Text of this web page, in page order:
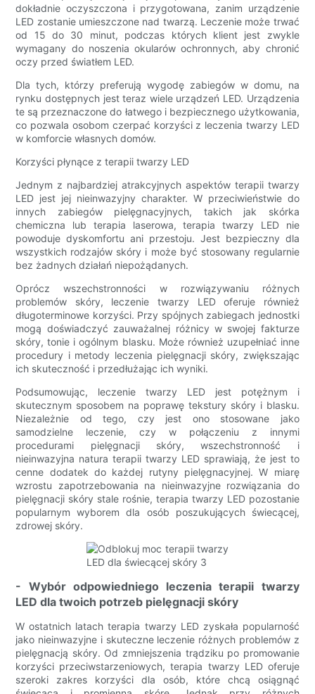
dokładnie oczyszczona i przygotowana, zanim urządzenie
LED zostanie umieszczone nad twarzą. Leczenie może trwać
od 15 do 30 minut, podczas których klient jest zwykle
wymagany do noszenia okularów ochronnych, aby chronić
oczy przed światłem LED.
Dla tych, którzy preferują wygodę zabiegów w domu, na
rynku dostępnych jest teraz wiele urządzeń LED. Urządzenia
te są przeznaczone do łatwego i bezpiecznego użytkowania,
co pozwala osobom czerpać korzyści z leczenia twarzy LED
w komforcie własnych domów.
Korzyści płynące z terapii twarzy LED
Jednym z najbardziej atrakcyjnych aspektów terapii twarzy
LED jest jej nieinwazyjny charakter. W przeciwieństwie do
innych zabiegów pielęgnacyjnych, takich jak skórka
chemiczna lub terapia laserowa, terapia twarzy LED nie
powoduje dyskomfortu ani przestoju. Jest bezpieczny dla
wszystkich rodzajów skóry i może być stosowany regularnie
bez żadnych działań niepożądanych.
Oprócz wszechstronności w rozwiązywaniu różnych
problemów skóry, leczenie twarzy LED oferuje również
długoterminowe korzyści. Przy spójnych zabiegach jednostki
mogą doświadczyć zauważalnej różnicy w swojej fakturze
skóry, tonie i ogólnym blasku. Może również uzupełniać inne
procedury i metody leczenia pielęgnacji skóry, zwiększając
ich skuteczność i przedłużając ich wyniki.
Podsumowując, leczenie twarzy LED jest potężnym i
skutecznym sposobem na poprawę tekstury skóry i blasku.
Niezależnie od tego, czy jest ono stosowane jako
samodzielne leczenie, czy w połączeniu z innymi
procedurami pielęgnacji skóry, wszechstronność i
nieinwazyjna natura terapii twarzy LED sprawiają, że jest to
cenne dodatek do każdej rutyny pielęgnacyjnej. W miarę
wzrostu zapotrzebowania na nieinwazyjne rozwiązania do
pielęgnacji skóry stale rośnie, terapia twarzy LED pozostanie
popularnym wyborem dla osób poszukujących świecącej,
zdrowej skóry.
- Wybór odpowiedniego leczenia terapii twarzy
LED dla twoich potrzeb pielęgnacji skóry
W ostatnich latach terapia twarzy LED zyskała popularność
jako nieinwazyjne i skuteczne leczenie różnych problemów z
pielęgnacją skóry. Od zmniejszenia trądziku po promowanie
korzyści przeciwstarzeniowych, terapia twarzy LED oferuje
szeroki zakres korzyści dla osób, które chcą osiągnąć